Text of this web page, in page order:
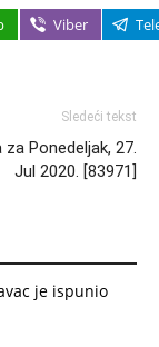
Viber
Sledeći tekst
za Ponedeljak, 27.
Jul 2020. [83971]
je ispunio